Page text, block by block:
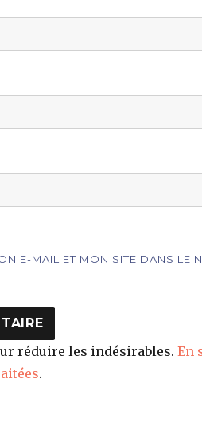
E-MAIL ET MON SITE DANS LE
réduire les indésirables.En
.